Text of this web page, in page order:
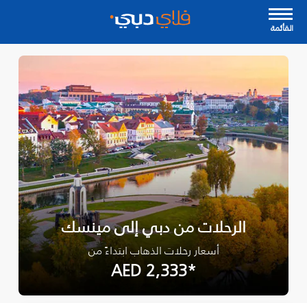
القأئمة
الرحلات من دبي إلى مينسك
أسعار رحلات الذهاب ابتداءً من
*AED 2,333